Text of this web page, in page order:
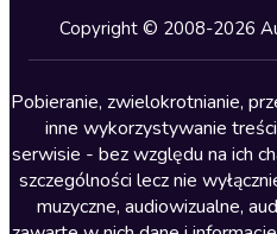
Kryminały
Lektury szkolne
Literatura anglojęzyczna
Literatura faktu
Literatura obyczajowa
Literatura piękna obca
Copyright © 2008-2026
Pobieranie, zwielokrotnianie,
inne wykorzystywanie
serwisie - bez względu na ich
szczególności lecz nie
muzyczne, audiowizualne,